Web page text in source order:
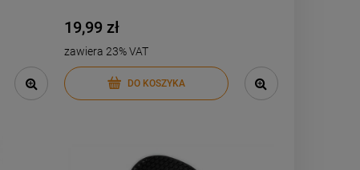
-7%
DC Shoes Stag buty skate |
279,00 zł
19,99 zł
zawiera 23% VAT
DO KOSZYKA